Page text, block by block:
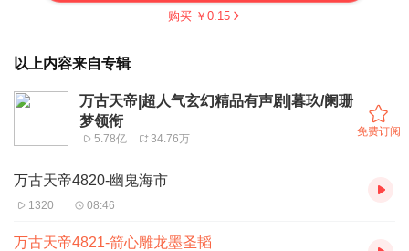
购买 ￥ 0.15
以上内容来自专辑
万古天帝|超人气玄幻精品有声剧|暮玖/阑珊
梦领衔
5.78亿 34.76万
免费订阅
万古天帝4820-幽鬼海市
1320 08:46
万古天帝4821-箭心雕龙墨圣韬